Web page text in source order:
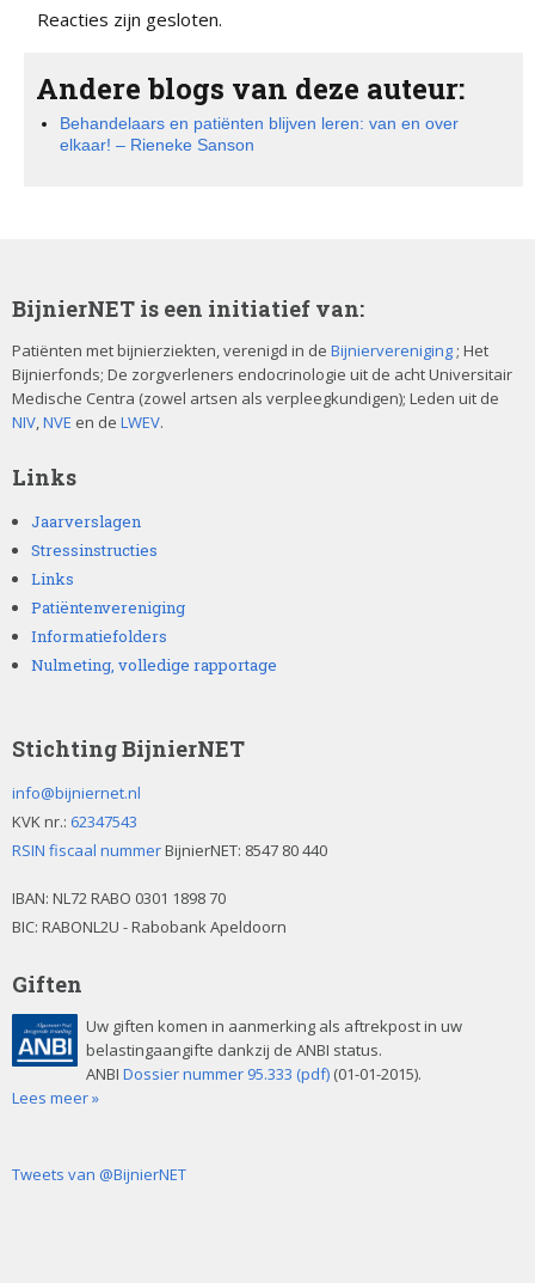
Reacties zijn gesloten.
Andere blogs van deze auteur:
Behandelaars en patiënten blijven leren: van en over
elkaar! – Rieneke Sanson
BijnierNET is een initiatief van:
Patiënten met bijnierziekten, verenigd in de Bijniervereniging ; Het
Bijnierfonds; De zorgverleners endocrinologie uit de acht Universitair
Medische Centra (zowel artsen als verpleegkundigen); Leden uit de
NIV,NVE en de LWEV.
Links
Jaarverslagen
Stressinstructies
Links
Patiëntenvereniging
Informatiefolders
Nulmeting, volledige rapportage
Stichting BijnierNET
info@bijniernet.nl
KVK nr.: 62347543
RSIN fiscaal nummerBijnierNET: 8547 80 440
IBAN: NL72 RABO 0301 1898 70
BIC: RABONL2U - Rabobank Apeldoorn
Giften
Uw giften komen in aanmerking als aftrekpost in uw
belastingaangifte dankzij de ANBI status.
ANBI Dossier nummer 95.333 (pdf) (01-01-2015).
Lees meer »
Tweets van @BijnierNET